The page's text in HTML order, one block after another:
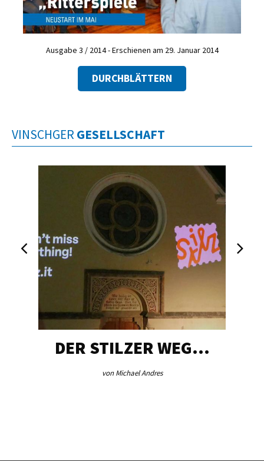
Ausgabe 3 / 2014 - Erschienen am 29. Januar 2014
DURCHBLÄTTERN
VINSCHGER GESELLSCHAFT
DER STILZER WEG…
von Michael Andres